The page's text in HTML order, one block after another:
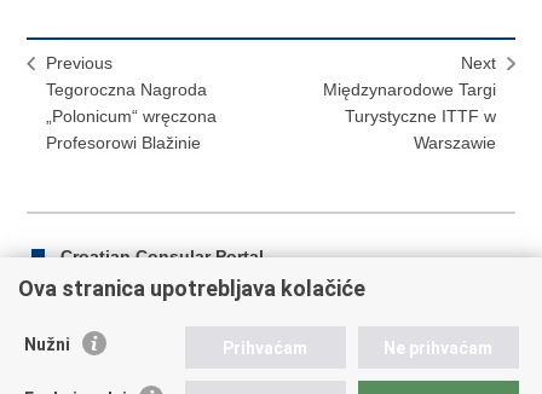
Previous
Tegoroczna Nagroda
„Polonicum“ wręczona
Profesorowi Blažinie
Next
Międzynarodowe Targi
Turystyczne ITTF w
Warszawie
Croatian Consular Portal
Ova stranica upotrebljava kolačiće
Nužni Prihvaćam Ne prihvaćam